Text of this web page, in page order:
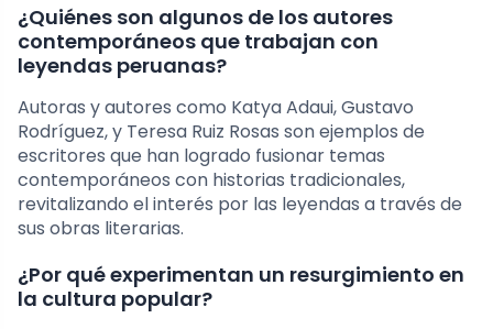
¿Quiénes son algunos de los autores
contemporáneos que trabajan con
leyendas peruanas?
Autoras y autores como Katya Adaui, Gustavo
Rodríguez, y Teresa Ruiz Rosas son ejemplos de
escritores que han logrado fusionar temas
contemporáneos con historias tradicionales,
revitalizando el interés por las leyendas a través de
sus obras literarias.
¿Por qué experimentan un resurgimiento en
la cultura popular?